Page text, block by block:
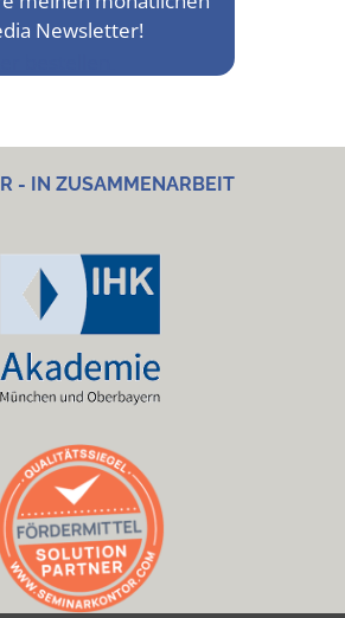
Newsletter!
bestellen
- IN ZUSAMMENARBEIT